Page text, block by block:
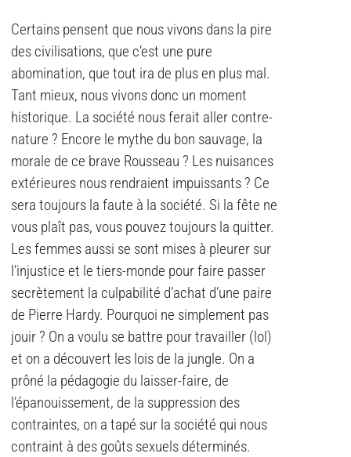
Certains pensent que nous vivons dans la pire
des civilisations, que c’est une pure
abomination, que tout ira de plus en plus mal.
Tant mieux, nous vivons donc un moment
historique. La société nous ferait aller contre-
nature ? Encore le mythe du bon sauvage, la
morale de ce brave Rousseau ? Les nuisances
extérieures nous rendraient impuissants ? Ce
sera toujours la faute à la société. Si la fête ne
vous plaît pas, vous pouvez toujours la quitter.
Les femmes aussi se sont mises à pleurer sur
l’injustice et le tiers-monde pour faire passer
secrètement la culpabilité d’achat d’une paire
de Pierre Hardy. Pourquoi ne simplement pas
jouir ? On a voulu se battre pour travailler (lol)
et on a découvert les lois de la jungle. On a
prôné la pédagogie du laisser-faire, de
l’épanouissement, de la suppression des
contraintes, on a tapé sur la société qui nous
contraint à des goûts sexuels déterminés.